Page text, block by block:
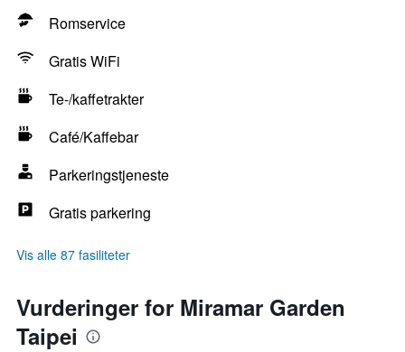
Romservice
Gratis WiFi
Te-/kaffetrakter
Café/Kaffebar
Parkeringstjeneste
Gratis parkering
Vis alle 87 fasiliteter
Vurderinger for Miramar Garden
Taipei